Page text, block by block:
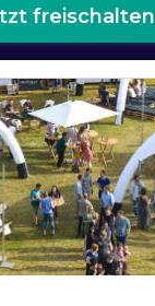
freischalten